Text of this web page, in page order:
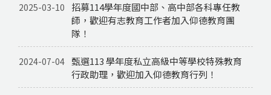
2025-03-10
招募114學年度國中部、高中部各科專任教
師，歡迎有志教育工作者加入仰德教育團
隊！
2024-07-04 甄選113 學年度私立高級中等學校特殊教育
行政助理，歡迎加入仰德教育行列！